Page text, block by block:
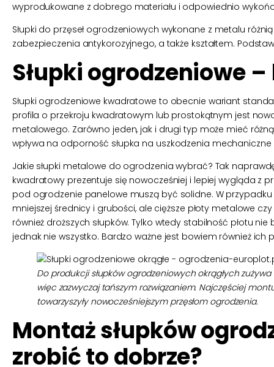
wyprodukowane z dobrego materiału i odpowiednio
Słupki do przęseł ogrodzeniowych wykonane z metalu
zabezpieczenia antykorozyjnego, a także kształtem.
Słupki ogrodzeniowe
Słupki ogrodzeniowe kwadratowe to obecnie wariant
profila o przekroju kwadratowym lub prostokątnym jest
metalowego. Zarówno jeden, jak i drugi typ może mieć
wpływa na odporność słupka na uszkodzenia
Jakie słupki metalowe do ogrodzenia wybrać? Tak
kwadratowy prezentuje się nowocześniej i lepiej wygląda z
pod ogrodzenie panelowe muszą być solidne. W
mniejszej średnicy i grubości, ale cięższe płoty metalowe
również droższych słupków. Tylko wtedy stabilność płotu
jednak nie wszystko. Bardzo ważne jest bowiem również ich
Do produkcji słupków ogrodzeniowych okrągłych
więc zazwyczaj tańszym rozwiązaniem. Najczęściej
towarzyszyły nowocześniejszym przęsłom ogrodzenia.
Montaż słupków
zrobić to dobrze?